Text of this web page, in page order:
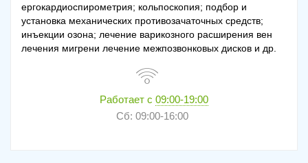
ергокардиоспирометрия; кольпоскопия; подбор и
установка механических противозачаточных средств;
инъекции озона; лечение варикозного расширения вен
лечения мигрени лечение межпозвонковых дисков и др.
Работает с 09:00-19:00
Сб: 09:00-16:00